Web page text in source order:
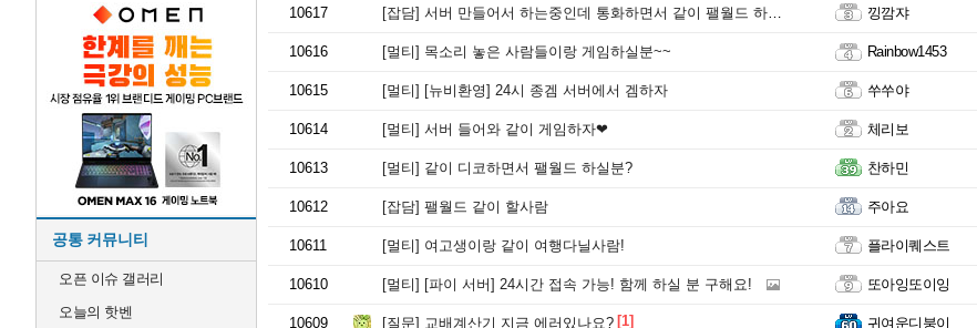
공통 커뮤니티
오픈 이슈 갤러리
오늘의 핫벤
10617 [잡담] 서버 만들어서 하는중인데 통화하면서 같이 팰월드 하실분! 낑깜쟈
10616 [멀티] 목소리 놓은 사람들이랑 게임하실분~~ Rainbow1453
10615 [멀티] [뉴비환영] 24시 종겜 서버에서 겜하자 쑤쑤야
10614 [멀티] 서버 들어와 같이 게임하자❤ 체리보
10613 [멀티] 같이 디코하면서 팰월드 하실분? 찬하민
10612 [잡담] 팰월드 같이 할사람 주아요
10611 [멀티] 여고생이랑 같이 여행다닐사람! 플라이퀘스트
10610 [멀티] [파이 서버] 24시간 접속 가능! 함께 하실 분 구해요! 또아잉또이잉
10609 [질문] 교배계산기 지금 에러있나요? [1] 귀여운디붕이